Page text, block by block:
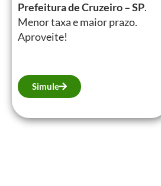
Prefeitura de Cruzeiro – SP.
Menor taxa e maior prazo.
Aproveite!
Simule